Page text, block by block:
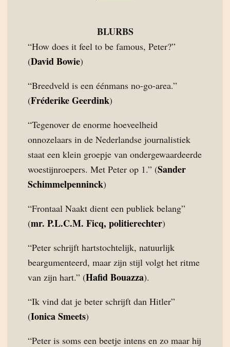
BLURBS
“How does it feel to be famous, Peter?”
(David Bowie)
“Breedveld is een éénmans no-go-area.”
(Fréderike Geerdink)
“Tegenover de enorme hoeveelheid
onnozelaars in de Nederlandse journalistiek
staat een klein groepje van ondergewaardeerde
woestijnroepers. Met Peter op 1.” (Sander
Schimmelpenninck)
“Frontaal Naakt dient een publiek belang”
(mr. P.L.C.M. Ficq, politierechter)
“Peter schrijft hartstochtelijk, natuurlijk
beargumenteerd, maar zijn stijl volgt het ritme
van zijn hart.” (Hafid Bouazza).
“Ik vind dat je beter schrijft dan Hitler”
(Ionica Smeets)
“Peter is soms een beetje intens en zo maar hij